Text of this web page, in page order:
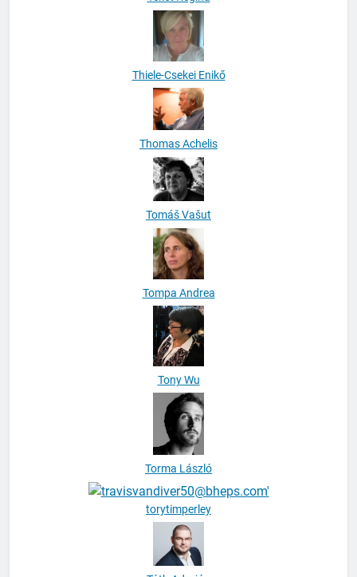
Teket Regina
Thiele-Csekei Enikő
Thomas Achelis
Tomáš Vašut
Tompa Andrea
Tony Wu
torytimperley